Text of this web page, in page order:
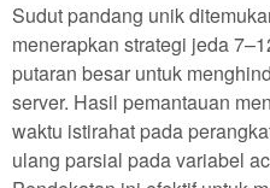
Sudut pandang unik
menerapkan strategi jeda
putaran besar untuk
server. Hasil pemantauan
waktu istirahat pada
ulang parsial pada variabel